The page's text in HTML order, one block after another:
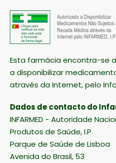
Esta farmácia encontra-se
a disponibilizar
através da Internet, pelo
Dados de contacto do
INFARMED - Autoridade
Produtos de Saúde, I.P.
Parque de Saúde de Lisboa
Avenida do Brasil, 53